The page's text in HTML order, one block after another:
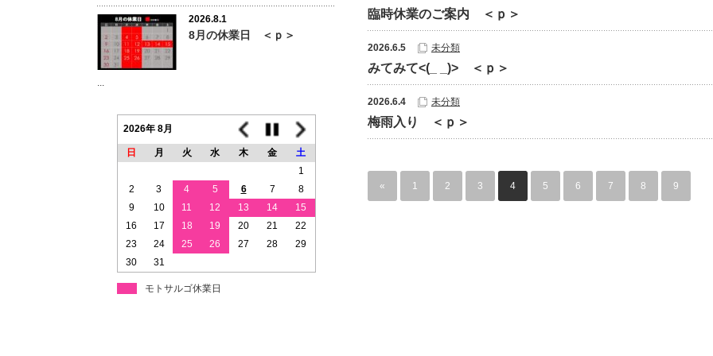
臨時休業のご案内 ＜ｐ＞
2026.6.5 未分類
みてみて<(_ _)> ＜ｐ＞
2026.6.4 未分類
梅雨入り ＜ｐ＞
« 1 2 3 4 5 6 7 8 9
2026.8.1
8月の休業日 ＜ｐ＞
...
2026年 8月
日 月 火 水 木 金
土
1
2
3 4 5 6 7
8
9
10 11 12 13 14
15
16
17 18 19 20 21
22
23
24 25 26 27 28
29
30
31
モトサルゴ休業日